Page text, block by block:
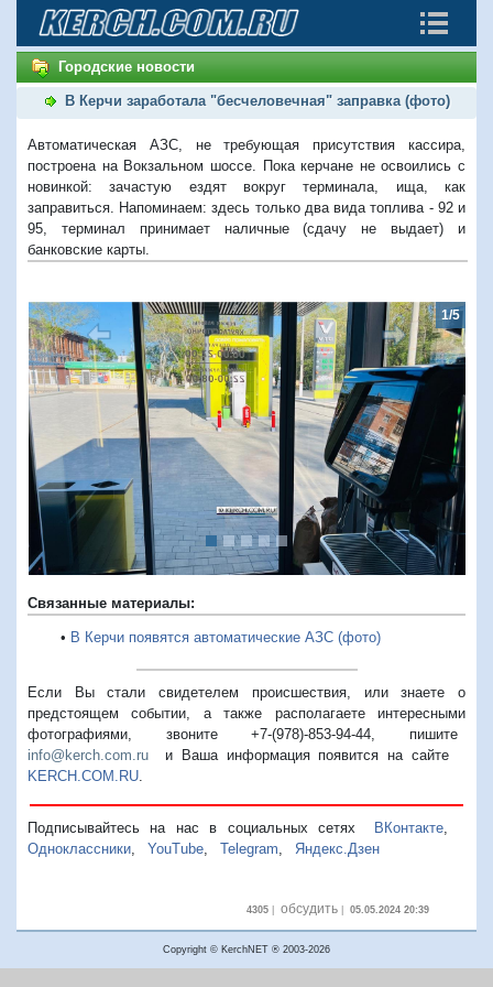
Городские новости
В Керчи заработала "бесчеловечная" заправка (фото)
Автоматическая АЗС, не требующая присутствия кассира,
построена на Вокзальном шоссе. Пока керчане не освоились с
новинкой: зачастую ездят вокруг терминала, ища, как
заправиться. Напоминаем: здесь только два вида топлива - 92 и
95, терминал принимает наличные (сдачу не выдает) и
банковские карты.
1/5
Предыдущий
Связанные материалы:
• В Керчи появятся автоматические АЗС (фото)
Если Вы стали свидетелем происшествия, или знаете о
предстоящем событии, а также располагаете интересными
фотографиями, звоните +7-(978)-853-94-44, пишите
info@kerch.com.ru и Ваша информация появится на сайте
KERCH.COM.RU.
Подписывайтесь на нас в социальных сетях ВКонтакте,
Одноклассники, YouTube, Telegram, Яндекс.Дзен
4305| обсудить| 05.05.2024 20:39
Copyright © KerchNET ® 2003-2026